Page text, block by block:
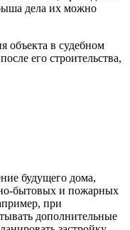
дела их можно
объекта в судебном
его строительства,
будущего дома,
бытовых и пожарных
при
дополнительные